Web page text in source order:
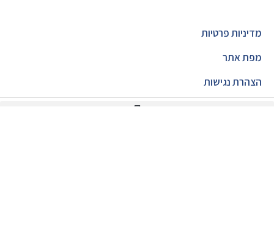
מדיניות פרטיות
מפת אתר
הצהרת נגישות